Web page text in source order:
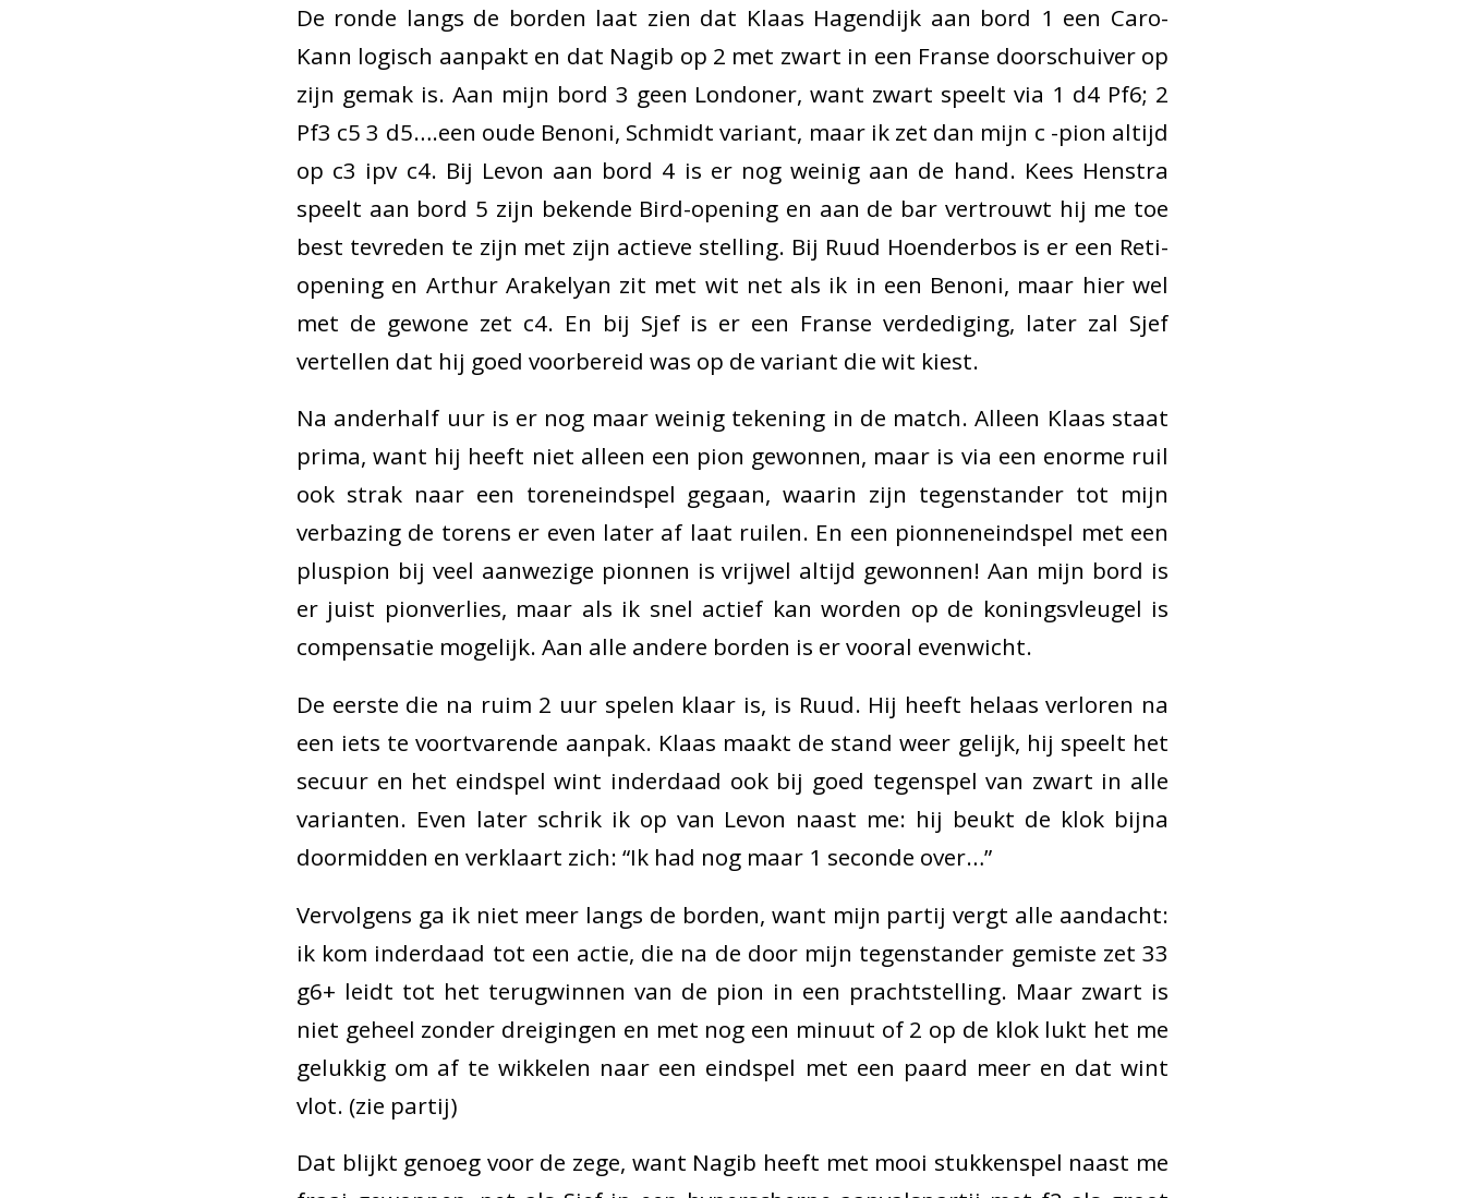
De ronde langs de borden laat zien dat Klaas Hagendijk aan bord 1 een Caro-
Kann logisch aanpakt en dat Nagib op 2 met zwart in een Franse doorschuiver op
zijn gemak is. Aan mijn bord 3 geen Londoner, want zwart speelt via 1 d4 Pf6; 2
Pf3 c5 3 d5….een oude Benoni, Schmidt variant, maar ik zet dan mijn c -pion altijd
op c3 ipv c4. Bij Levon aan bord 4 is er nog weinig aan de hand. Kees Henstra
speelt aan bord 5 zijn bekende Bird-opening en aan de bar vertrouwt hij me toe
best tevreden te zijn met zijn actieve stelling. Bij Ruud Hoenderbos is er een Reti-
opening en Arthur Arakelyan zit met wit net als ik in een Benoni, maar hier wel
met de gewone zet c4. En bij Sjef is er een Franse verdediging, later zal Sjef
vertellen dat hij goed voorbereid was op de variant die wit kiest.
Na anderhalf uur is er nog maar weinig tekening in de match. Alleen Klaas staat
prima, want hij heeft niet alleen een pion gewonnen, maar is via een enorme ruil
ook strak naar een toreneindspel gegaan, waarin zijn tegenstander tot mijn
verbazing de torens er even later af laat ruilen. En een pionneneindspel met een
pluspion bij veel aanwezige pionnen is vrijwel altijd gewonnen! Aan mijn bord is
er juist pionverlies, maar als ik snel actief kan worden op de koningsvleugel is
compensatie mogelijk. Aan alle andere borden is er vooral evenwicht.
De eerste die na ruim 2 uur spelen klaar is, is Ruud. Hij heeft helaas verloren na
een iets te voortvarende aanpak. Klaas maakt de stand weer gelijk, hij speelt het
secuur en het eindspel wint inderdaad ook bij goed tegenspel van zwart in alle
varianten. Even later schrik ik op van Levon naast me: hij beukt de klok bijna
doormidden en verklaart zich: “Ik had nog maar 1 seconde over…”
Vervolgens ga ik niet meer langs de borden, want mijn partij vergt alle aandacht:
ik kom inderdaad tot een actie, die na de door mijn tegenstander gemiste zet 33
g6+ leidt tot het terugwinnen van de pion in een prachtstelling. Maar zwart is
niet geheel zonder dreigingen en met nog een minuut of 2 op de klok lukt het me
gelukkig om af te wikkelen naar een eindspel met een paard meer en dat wint
vlot. (zie partij)
Dat blijkt genoeg voor de zege, want Nagib heeft met mooi stukkenspel naast me